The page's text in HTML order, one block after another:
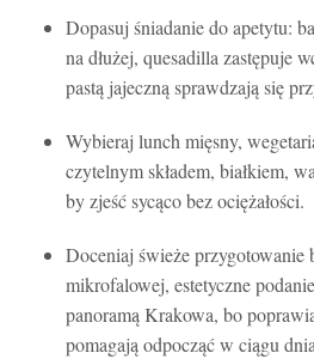
Dopasuj śniadanie do apetytu:
na dłużej, quesadilla zastępuje
pastą jajeczną sprawdzają się
Wybieraj lunch mięsny,
czytelnym składem, białkiem,
by zjeść sycąco bez ociężałości.
Doceniaj świeże przygotowanie
mikrofalowej, estetyczne
panoramą Krakowa, bo
pomagają odpocząć w ciągu